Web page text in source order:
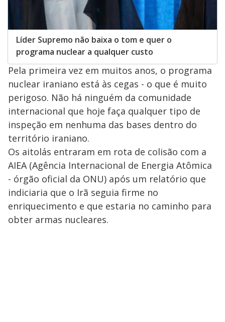
Líder Supremo não baixa o tom e quer o
programa nuclear a qualquer custo
Pela primeira vez em muitos anos, o programa
nuclear iraniano está às cegas - o que é muito
perigoso. Não há ninguém da comunidade
internacional que hoje faça qualquer tipo de
inspeção em nenhuma das bases dentro do
território iraniano.
Os aitolás entraram em rota de colisão com a
AIEA (Agência Internacional de Energia Atômica
- órgão oficial da ONU) após um relatório que
indiciaria que o Irã seguia firme no
enriquecimento e que estaria no caminho para
obter armas nucleares.